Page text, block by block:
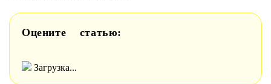
Оцените статью:
Загрузка...